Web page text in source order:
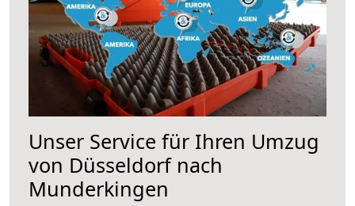
Unser Service für Ihren Umzug
von Düsseldorf nach
Munderkingen